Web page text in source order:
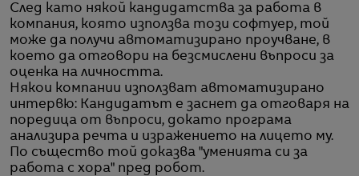
След като някой кандидатства за работа в
компания, която използва този софтуер, той
може да получи автоматизирано проучване, в
което да отговори на безсмислени въпроси за
оценка на личността.
Някои компании използват автоматизирано
интервю: Кандидатът е заснет да отговаря на
поредица от въпроси, докато програма
анализира речта и изражението на лицето му.
По същество той доказва "уменията си за
работа с хора" пред робот.